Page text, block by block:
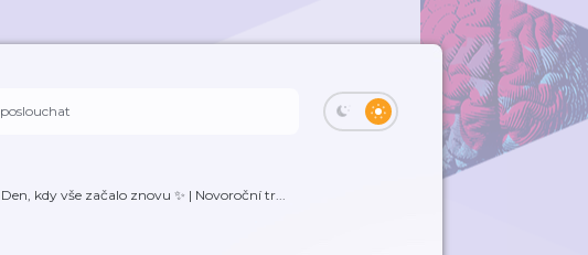
Den, kdy vše začalo znovu ✨ | Novoroční tr...